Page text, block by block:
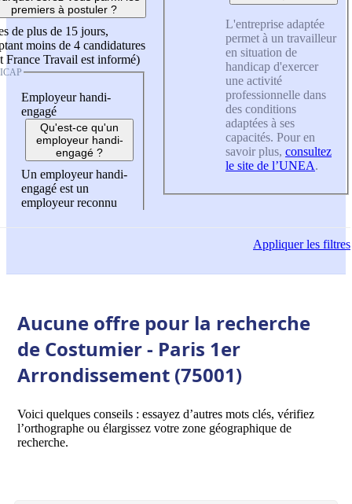
premiers à postuler ?
de plus de 15 jours,
moins de 4 candidatures
France Travail est informé)
Employeur handi-
engagé
Qu'est-ce qu'un
employeur handi-
engagé ?
Un employeur handi-
engagé est un
employeur reconnu
L'entreprise adaptée
permet à un travailleur
en situation de
handicap d'exercer
une activité
professionnelle dans
des conditions
adaptées à ses
capacités. Pour en
savoir plus, consultez
le site de l’UNEA.
Appliquerles filtres
Aucune offre pour la recherche
de Costumier - Paris 1er
Arrondissement (75001)
Voici quelques conseils : essayez d’autres mots clés, vérifiez
l’orthographe ou élargissez votre zone géographique de
recherche.